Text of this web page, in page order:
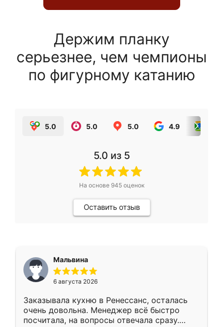
Держим планку
серьезнее, чем чемпионы
по фигурному катанию
5.0 5.0 5.0 4.9
5.0 из 5
На основе 945оценок
Оставить отзыв
Мальвина
6 августа 2026
Заказывала кухню в Ренессанс, осталась
очень довольна. Менеджер всё быстро
посчитала, на вопросы отвечала сразу.